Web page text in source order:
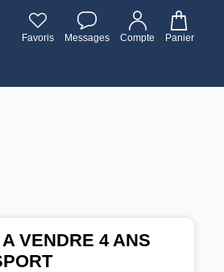
Favoris Messages Compte Panier
VENDRE 4 ANS